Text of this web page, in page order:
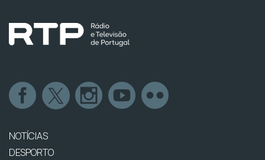
NOTÍCIAS
DESPORTO